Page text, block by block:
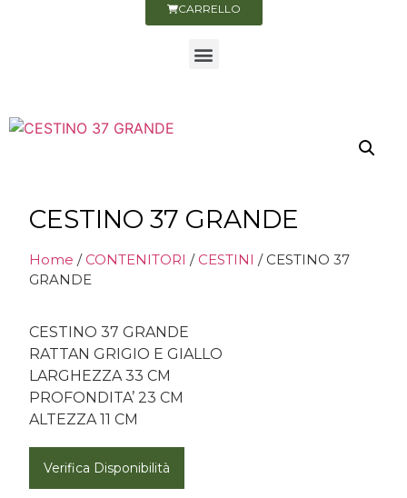
CARRELLO
CESTINO 37 GRANDE
Home / CONTENITORI / CESTINI / CESTINO 37
GRANDE
CESTINO 37 GRANDE
RATTAN GRIGIO E GIALLO
LARGHEZZA 33 CM
PROFONDITA’ 23 CM
ALTEZZA 11 CM
Verifica Disponibilità